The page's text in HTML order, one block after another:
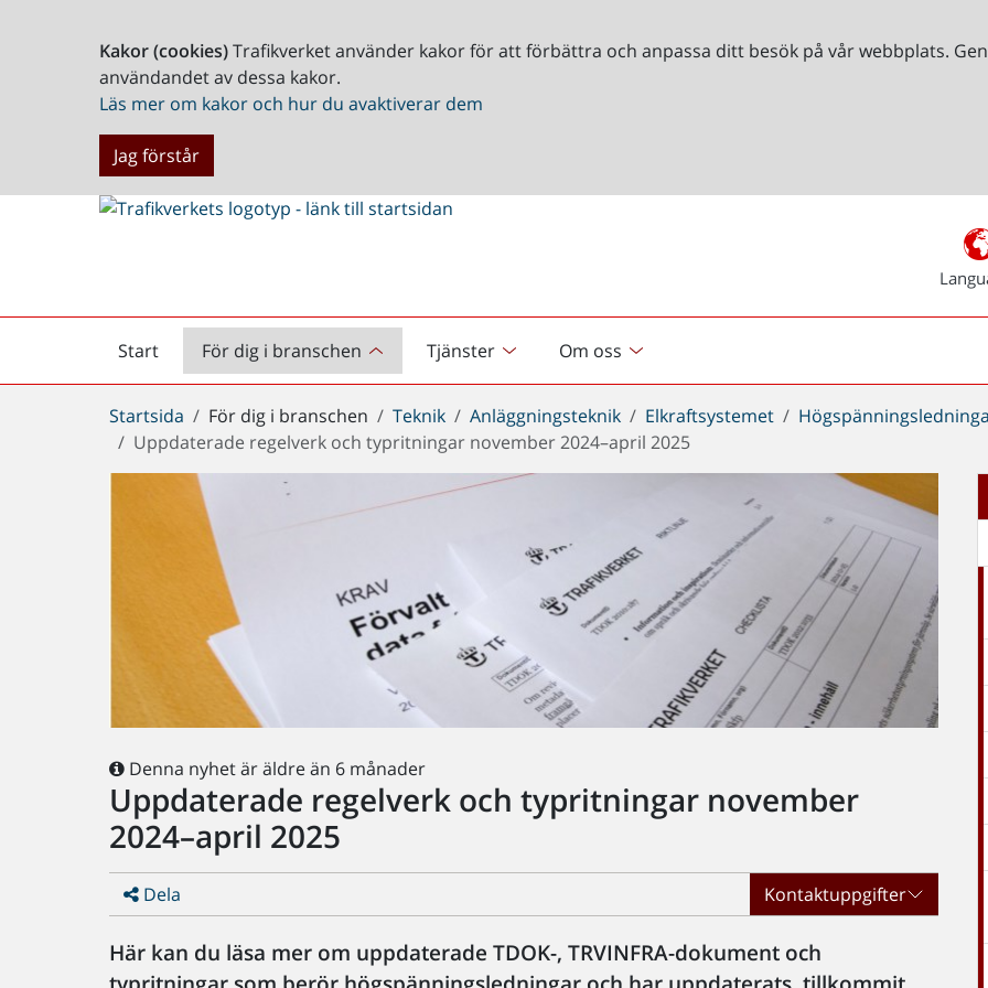
Kakor (cookies)Trafikverket använder kakor för att förbättra och anpassa ditt besök på vår webbplats.
användandet av dessa kakor.
Läs mer om kakor och hur du avaktiverar dem
Jag förstår
Start
Startsida För dig i branschen Tjänster Om oss
Du
är
här:
Startsida För dig i branschen Teknik Anläggningsteknik Elkraftsystemet
Uppdaterade regelverk och typritningar november 2024–april 2025
Denna nyhet är äldre än 6 månader
Uppdaterade regelverk och typritningar november
2024–april 2025
Dela Kontaktuppgifter
Här kan du läsa mer om uppdaterade TDOK-, TRVINFRA-dokument och